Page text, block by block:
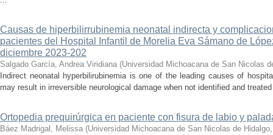
Causas de hiperbilirrubinemia neonatal indirecta y
pacientes del Hospital Infantil de Morelia Eva Sámano de
diciembre 2023-202
Salgado García, Andrea Viridiana (Universidad Michoacana de San Nicolas
Indirect neonatal hyperbilirubinemia is one of the leading causes of
may result in irreversible neurological damage when not identified and
Ortopedia prequirúrgica en paciente con fisura de labio y
Báez Madrigal, Melissa (Universidad Michoacana de San Nicolas de Hidalgo